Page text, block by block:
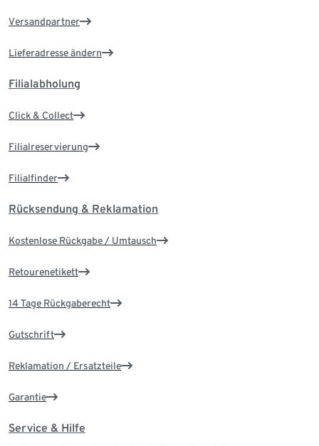
Versandpartner
Lieferadresse ändern
Filialabholung
Click & Collect
Filialreservierung
Filialfinder
Rücksendung & Reklamation
Kostenlose Rückgabe / Umtausch
Retourenetikett
14 Tage Rückgaberecht
Gutschrift
Reklamation / Ersatzteile
Garantie
Service & Hilfe